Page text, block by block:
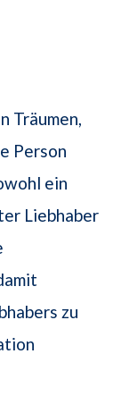
Träumen,
Person
ein
Liebhaber
zu